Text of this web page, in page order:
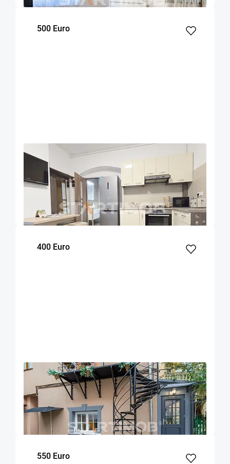
500 Euro
Apartament Centru Istoric zona Liceului
Saguna
Brasov
50
m²
1
dormitor
Parter
Etaj
400 Euro
OFERTA NOUA EXCLUSIVITATE COMISION 50%
Garsoniera zona Facultatii de Medicina
Brasov
20
m²
Parter
Etaj
550 Euro